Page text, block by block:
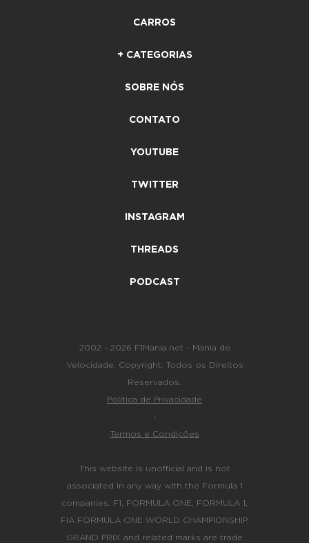
CARROS
+ CATEGORIAS
SOBRE NÓS
CONTATO
YOUTUBE
TWITTER
INSTAGRAM
THREADS
PODCAST
2002 - 2026 F1Mania.net - Mania de
Velocidade. Copyright. Todos os Direitos
Reservados.
Política de Privacidade
-
Termos e Condições
This website is unofficial and is not
associated in any way with the Formula 1
companies. F1, FORMULA ONE, FORMULA 1,
FIA FORMULA ONE WORLD CHAMPIONSHIP,
GRAND PRIX and related marks are trade